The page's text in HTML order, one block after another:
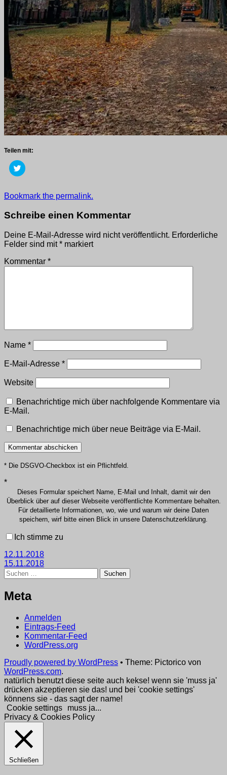
Teilen mit:
Klick,
um
zu
teilen
in
neuem
geöffnet)
Getaggt
2018,
Bookmark the permalink.
Schreibe einen Kommentar
Deine E-Mail-Adresse wird nicht veröffentlicht. Erforderliche
Felder sind mit* markiert
Kommentar *
Name *
E-Mail-Adresse *
Website
Benachrichtige mich über nachfolgende Kommentare via
E-Mail.
Benachrichtige mich über neue Beiträge via E-Mail.
* Die DSGVO-Checkbox ist ein Pflichtfeld.
*
Dieses Formular speichert Name, E-Mail und Inhalt, damit wir den
Überblick über auf dieser Webseite veröffentlichte Kommentare behalten.
Für detaillierte Informationen, wo, wie und warum wir deine Daten
speichern, wirf bitte einen Blick in unsere Datenschutzerklärung.
Ich stimme zu
Beitragsnavigation
12.11.2018
15.11.2018
Suchen
nach:
Meta
Anmelden
Eintrags-Feed
Kommentar-Feed
WordPress.org
Proudly powered by WordPress • Theme: Pictorico von
WordPress.com.
natürlich benutzt diese seite auch kekse! wenn sie 'muss ja'
drücken akzeptieren sie das! und bei 'cookie settings'
könnens sie - das sagt der name!
Cookie settings
muss ja...
Privacy & Cookies Policy
Schließen